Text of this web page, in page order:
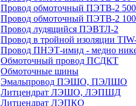
Провод обмоточный ПЭТВ-2
Провод обмоточный ПЭТВ-2
Провод лудящийся ПЭВТЛ-2
Провод в тройной изоляции
Провод ПНЭТ-имид - медно
Обмоточный провод ПСДКТ
Обмоточные шины
Эмальпровод ПЭШО, ПЭЛШО
Литцендрат ЛЭШО, ЛЭПШД
Литцендрат ЛЭПКО